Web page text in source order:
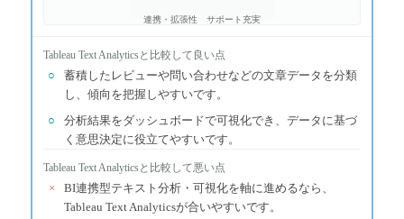
サポート充実
連携・拡張性
Tableau Text Analyticsと比較して良い点
○
蓄積したレビューや問い合わせなどの文章データを分類
し、傾向を把握しやすいです。
○
分析結果をダッシュボードで可視化でき、データに基づ
く意思決定に役立てやすいです。
Tableau Text Analyticsと比較して悪い点
×
BI連携型テキスト分析・可視化を軸に進めるなら、
Tableau Text Analyticsが合いやすいです。